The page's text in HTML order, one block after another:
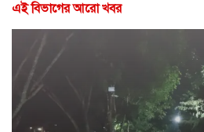
এই বিভাগের আরো খবর